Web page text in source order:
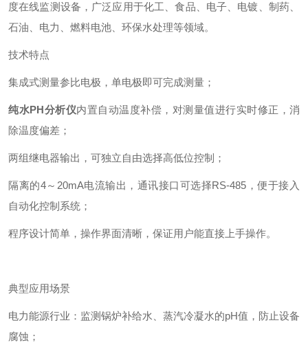
度在线监测设备，广泛应用于化工、食品、电子、电镀、制药、
石油、电力、燃料电池、环保水处理等领域。
技术特点
集成式测量参比电极，单电极即可完成测量；
纯水PH分析仪内置自动温度补偿，对测量值进行实时修正，消
除温度偏差；
两组继电器输出，可独立自由选择高低位控制；
隔离的4～20mA电流输出，通讯接口可选择RS-485，便于接入
自动化控制系统；
程序设计简单，操作界面清晰，保证用户能直接上手操作。
典型应用场景
电力能源行业：监测锅炉补给水、蒸汽冷凝水的pH值，防止设备
腐蚀；